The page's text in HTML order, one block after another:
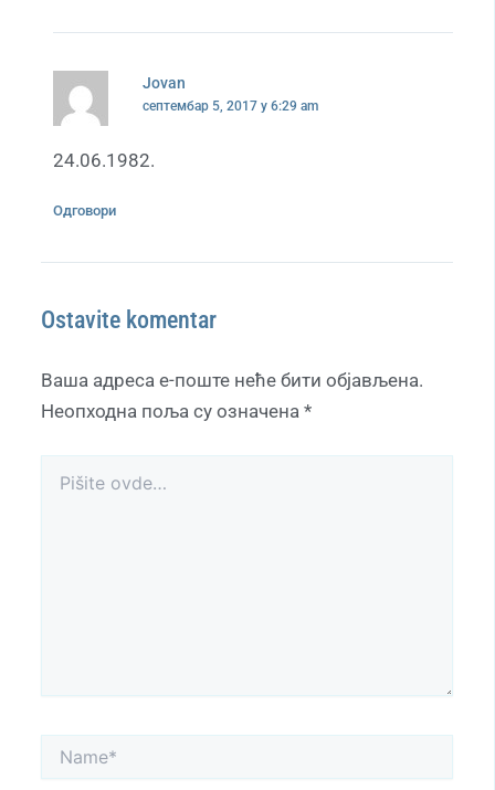
Jovan
септембар 5, 2017 у 6:29 am
24.06.1982.
Одговори
Ostavite komentar
Ваша адреса е-поште неће бити објављена.
Неопходна поља су означена *
Name*